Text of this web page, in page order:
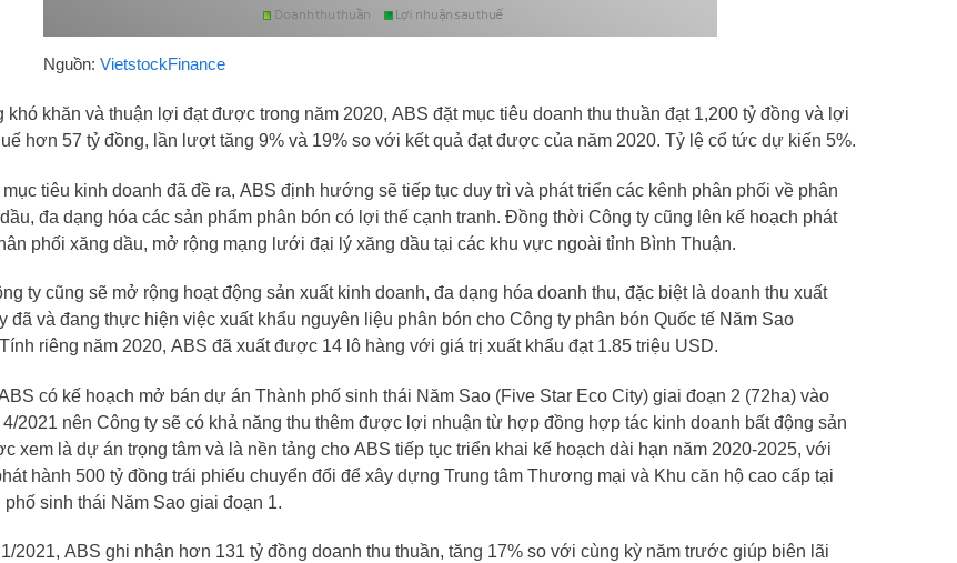
Nguồn: VietstockFinance
khó khăn và thuận lợi đạt được trong năm 2020,ABS đặt mục tiêu doanh thu thuần đạt 1,200 tỷ đồng và lợi
hơn 57 tỷ đồng, lần lượt tăng 9% và 19% so với kết quả đạt được của năm 2020. Tỷ lệ cổ tức dự kiến 5%.
tiêu kinh doanh đã đề ra,ABS định hướng sẽ tiếp tục duy trì và phát triển các kênh phân phối về phân
đa dạng hóa các sản phẩm phân bón có lợi thế cạnh tranh. Đồng thời Công ty cũng lên kế hoạch phát
phối xăng dầu, mở rộng mạng lưới đại lý xăng dầu tại các khu vực ngoài tỉnh Bình Thuận.
ty cũng sẽ mở rộng hoạt động sản xuất kinh doanh, đa dạng hóa doanh thu, đặc biệt là doanh thu xuất
đã và đang thực hiện việc xuất khẩu nguyên liệu phân bón cho Công ty phân bón Quốc tế Năm Sao
riêng năm 2020,ABS đã xuất được 14 lô hàng với giá trị xuất khẩu đạt 1.85triệu USD.
có kế hoạch mở bán dự án Thành phố sinh thái Năm Sao (Five Star Eco City) giai đoạn 2 (72ha) vào
4/2021 nên Công ty sẽ có khả năng thu thêm được lợi nhuận từ hợp đồng hợp tác kinh doanh bất động sản
xem là dự án trọng tâm và là nền tảng choABS tiếp tục triển khai kế hoạch dài hạn năm 2020-2025, với
hành 500 tỷ đồng trái phiếu chuyển đổi để xây dựng Trung tâm Thương mại và Khu căn hộ cao cấp tại
sinh thái Năm Sao giai đoạn 1.
1/2021,ABS ghi nhận hơn 131 tỷ đồng doanh thu thuần, tăng 17% so với cùng kỳ năm trước giúp biên lãi